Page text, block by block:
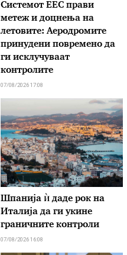
Системот ЕЕС прави
метеж и доцнења на
летовите: Аеродромите
принудени повремено да
ги исклучуваат
контролите
07/08/2026 17:08
Шпанија ѝ даде рок на
Италија да ги укине
граничните контроли
07/08/2026 16:08